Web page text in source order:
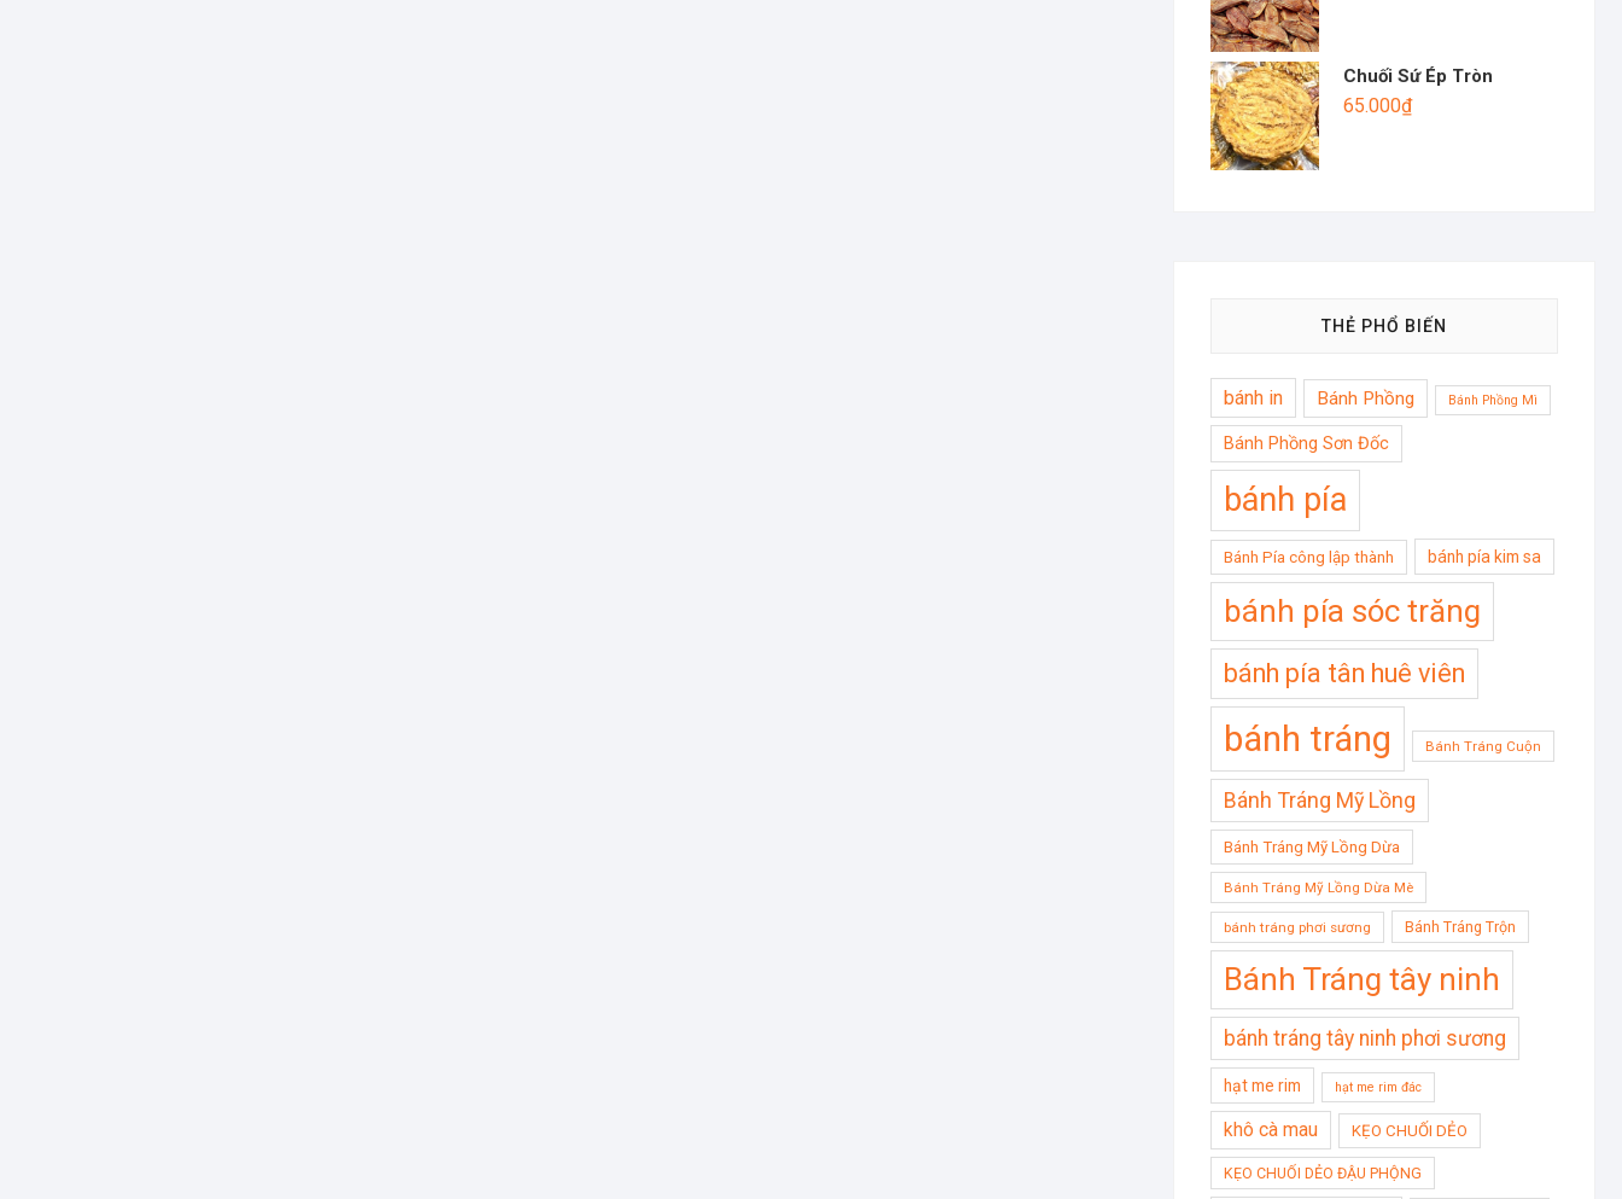
Chuối Sứ Ép Tròn
65.000₫
THẺ PHỔ BIẾN
bánh in Bánh Phồng Bánh Phồng Mì
Bánh Phồng Sơn Đốc
bánh pía
Bánh Pía công lập thành bánh pía kim sa
bánh pía sóc trăng
bánh pía tân huê viên
bánh tráng Bánh Tráng Cuộn
Bánh Tráng Mỹ Lồng
Bánh Tráng Mỹ Lồng Dừa
Bánh Tráng Mỹ Lồng Dừa Mè
bánh tráng phơi sương Bánh Tráng Trộn
Bánh Tráng tây ninh
bánh tráng tây ninh phơi sương
hạt me rim hạt me rim đác
khô cà mau KẸO CHUỐI DẺO
KẸO CHUỐI DẺO ĐẬU PHỘNG